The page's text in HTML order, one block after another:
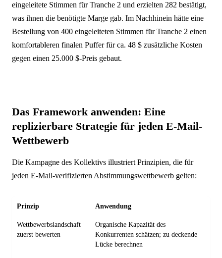
eingeleitete Stimmen für Tranche 2 und erzielten 282 bestätigt,
was ihnen die benötigte Marge gab. Im Nachhinein hätte eine
Bestellung von 400 eingeleiteten Stimmen für Tranche 2 einen
komfortableren finalen Puffer für ca. 48 $ zusätzliche Kosten
gegen einen 25.000 $-Preis gebaut.
Das Framework anwenden: Eine
replizierbare Strategie für jeden E-Mail-
Wettbewerb
Die Kampagne des Kollektivs illustriert Prinzipien, die für
jeden E-Mail-verifizierten Abstimmungswettbewerb gelten:
Prinzip Anwendung
Wettbewerbslandschaft
zuerst bewerten
Organische Kapazität des
Konkurrenten schätzen; zu deckende
Lücke berechnen